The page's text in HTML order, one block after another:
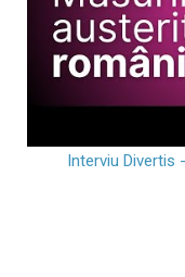
Interviu